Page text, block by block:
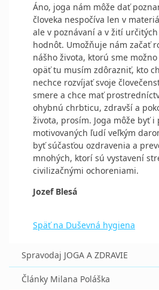
Áno, joga nám môže dať
človeka nespočíva len v
ale v poznávaní a v žití
hodnôt. Umožňuje nám začať
nášho života, ktorú sme
opäť tu musím zdôrazniť, kto
nechce rozvíjať svoje
smere a chce mať
ohybnú chrbticu, zdravší a
života, prosím. Joga môže byť i
motivovaných ľudí veľkým
byť súčasťou ozdravenia a
mnohých, ktorí sú vystavení
civilizačnými ochoreniami.
Jozef Blesá
Späť na Duševná hygiena
Spravodaj JOGA A ZDRAVIE
Články Milana Poláška